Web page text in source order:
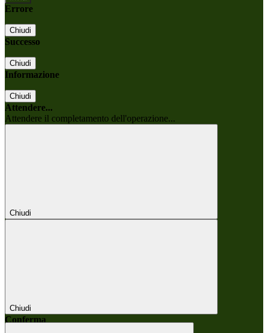
Errore
Chiudi
Successo
Chiudi
Informazione
Chiudi
Attendere...
Attendere il completamento dell'operazione...
Chiudi
Chiudi
Conferma